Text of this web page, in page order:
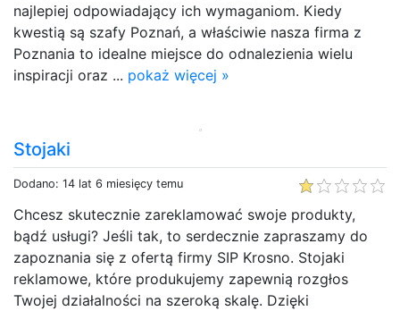
najlepiej odpowiadający ich wymaganiom. Kiedy
kwestią są szafy Poznań, a właściwie nasza firma z
Poznania to idealne miejsce do odnalezienia wielu
inspiracji oraz ... pokaż więcej »
Stojaki
Dodano: 14 lat 6 miesięcy temu
Chcesz skutecznie zareklamować swoje produkty,
bądź usługi? Jeśli tak, to serdecznie zapraszamy do
zapoznania się z ofertą firmy SIP Krosno. Stojaki
reklamowe, które produkujemy zapewnią rozgłos
Twojej działalności na szeroką skalę. Dzięki